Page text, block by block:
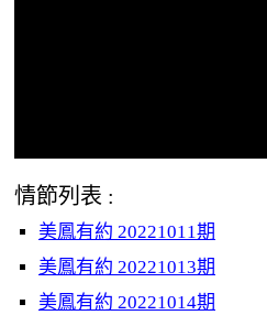
情節列表 :
美鳳有約 20221011期
美鳳有約 20221013期
美鳳有約 20221014期